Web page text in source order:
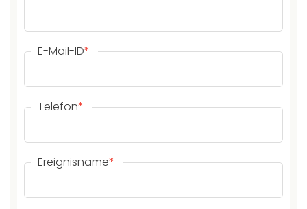
E-Mail-ID*
Telefon*
Ereignisname*